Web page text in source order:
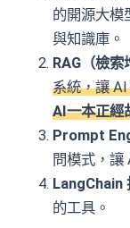
的開源大模
與知識庫。
RAG（檢索
系統，讓
AI一本正經
Prompt
問模式，讓
LangChain
的工具。